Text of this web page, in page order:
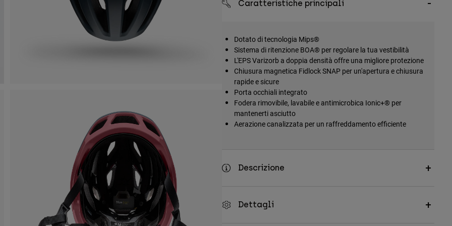
Caratteristiche principali
Dotato di tecnologia Mips®
Sistema di ritenzione BOA® per regolare la tua vestibilità
L'EPS Varizorb a doppia densità offre una migliore protezione
Chiusura magnetica Fidlock SNAP per un'apertura e chiusura
rapide e sicure
Porta occhiali integrato
Fodera rimovibile, lavabile e antimicrobica Ionic+® per
mantenerti asciutto
Aerazione canalizzata per un raffreddamento efficiente
Descrizione
Dettagli